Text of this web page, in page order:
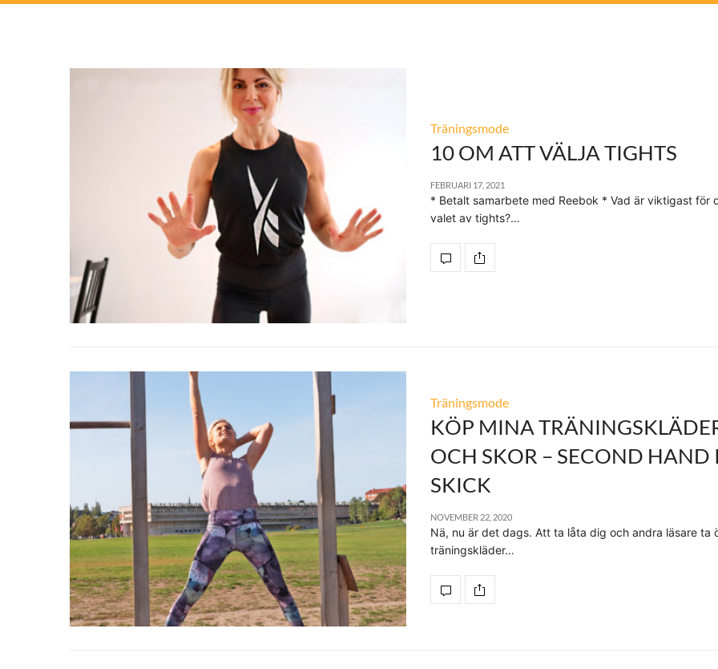
Träningsmode
10 OM ATT VÄLJA TIGHTS
FEBRUARI 17, 2021
* Betalt samarbete med Reebok * Vad är viktigast för
valet av tights?…
Träningsmode
KÖP MINA
OCH SKOR – SECOND HAND
SKICK
NOVEMBER 22, 2020
Nä, nu är det dags. Att ta låta dig och andra läsare ta
träningskläder…